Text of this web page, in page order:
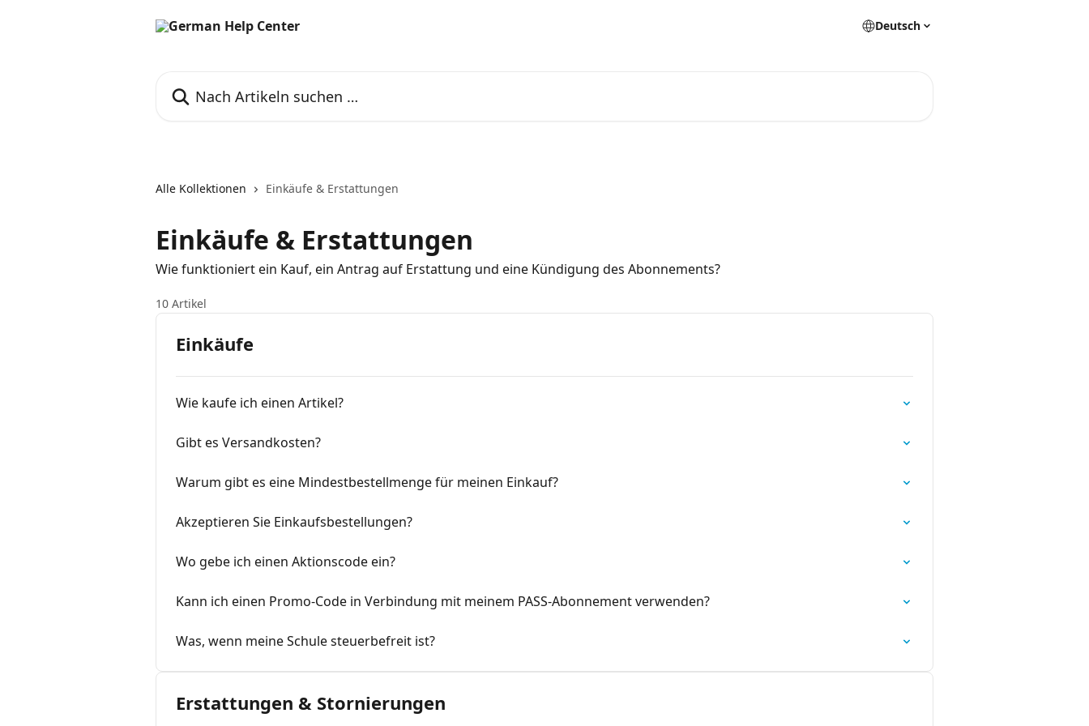
Deutsch
Alle Kollektionen Einkäufe & Erstattungen
Einkäufe & Erstattungen
Wie funktioniert ein Kauf, ein Antrag auf Erstattung und eine Kündigung des Abonnements?
10 Artikel
Einkäufe
Wie kaufe ich einen Artikel?
Gibt es Versandkosten?
Warum gibt es eine Mindestbestellmenge für meinen Einkauf?
Akzeptieren Sie Einkaufsbestellungen?
Wo gebe ich einen Aktionscode ein?
Kann ich einen Promo-Code in Verbindung mit meinem PASS-Abonnement verwenden?
Was, wenn meine Schule steuerbefreit ist?
Erstattungen & Stornierungen